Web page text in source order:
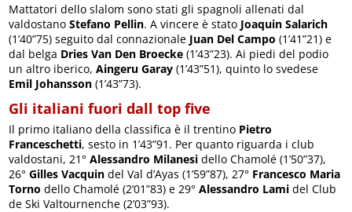
Mattatori dello slalom sono stati gli spagnoli allenati dal
valdostanoStefano Pellin. A vincere è stato Joaquin Salarich
(1’40”75) seguito dal connazionale Juan Del Campo (1’41”21) e
dal belga Dries Van Den Broecke (1’43”23). Ai piedi del podio
un altro iberico,Aingeru Garay (1’43”51), quinto lo svedese
Emil Johansson (1’43”73).
Gli italiani fuori dall top five
Il primo italiano della classifica è il trentino Pietro
Franceschetti, sesto in 1’43”91. Per quanto riguarda i club
valdostani, 21°Alessandro Milanesi dello Chamolé (1’50”37),
26°Gilles Vacquin del Val d’Ayas (1’59”87), 27° Francesco Maria
Torno dello Chamolé (2’01”83) e 29°Alessandro Lami del Club
de Ski Valtournenche (2’03”93).